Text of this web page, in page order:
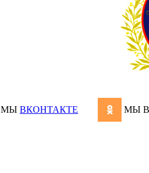
МЫ ВКОНТАКТЕ МЫ